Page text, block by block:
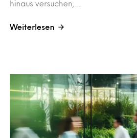
hinaus versuchen,…
Weiterlesen